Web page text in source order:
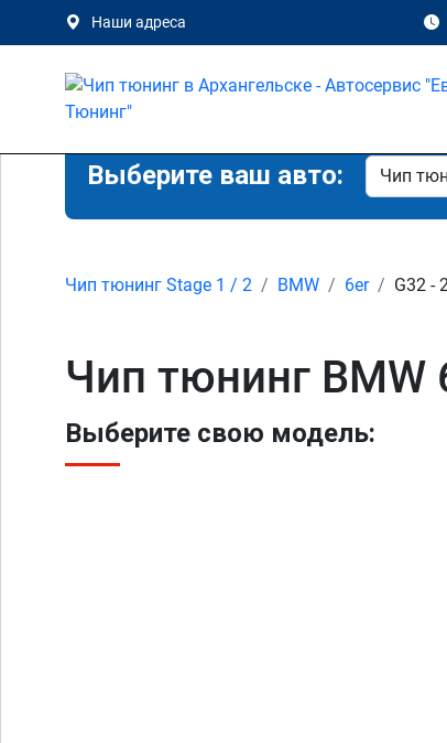
Наши адреса
Выберите ваш авто:
Чип тюнинг Stage 1 / 2 BMW 6er G32 -
Чип тюнинг BMW
Выберите свою модель: